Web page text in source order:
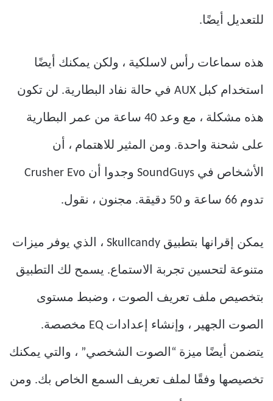
للتعديل أيضًا.
هذه سماعات رأس لاسلكية ، ولكن يمكنك أيضًا
استخدام كبل AUX في حالة نفاد البطارية. لن تكون
هذه مشكلة ، مع وعد 40 ساعة من عمر البطارية
على شحنة واحدة. ومن المثير للاهتمام ، أن
الأشخاص في SoundGuys وجدوا أن Crusher Evo
تدوم 66 ساعة و 50 دقيقة. مجنون ، نقول.
يمكن إقرانها بتطبيق Skullcandy ، الذي يوفر ميزات
متنوعة لتحسين تجربة الاستماع. يسمح لك التطبيق
بتخصيص ملف تعريف الصوت ، وضبط مستوى
الصوت الجهير ، وإنشاء إعدادات EQ مخصصة.
يتضمن أيضًا ميزة “الصوت الشخصي” ، والتي يمكنك
تخصيصها وفقًا لملف تعريف السمع الخاص بك. ومن